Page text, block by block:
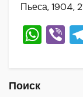
Пьеса, 1904,
W Vi
Поиск